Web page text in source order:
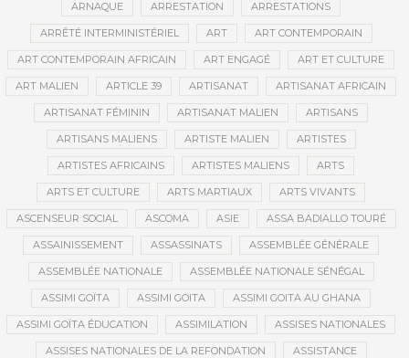
ARNAQUE ARRESTATION ARRESTATIONS
ARRÊTÉ INTERMINISTÉRIEL ART ART CONTEMPORAIN
ART CONTEMPORAIN AFRICAIN ART ENGAGÉ ART ET CULTURE
ART MALIEN ARTICLE 39 ARTISANAT ARTISANAT AFRICAIN
ARTISANAT FÉMININ ARTISANAT MALIEN ARTISANS
ARTISANS MALIENS ARTISTE MALIEN ARTISTES
ARTISTES AFRICAINS ARTISTES MALIENS ARTS
ARTS ET CULTURE ARTS MARTIAUX ARTS VIVANTS
ASCENSEUR SOCIAL ASCOMA ASIE ASSA BADIALLO TOURÉ
ASSAINISSEMENT ASSASSINATS ASSEMBLÉE GÉNÉRALE
ASSEMBLÉE NATIONALE ASSEMBLÉE NATIONALE SÉNÉGAL
ASSIMI GOÏTA ASSIMI GOITA ASSIMI GOITA AU GHANA
ASSIMI GOÏTA ÉDUCATION ASSIMILATION ASSISES NATIONALES
ASSISES NATIONALES DE LA REFONDATION ASSISTANCE